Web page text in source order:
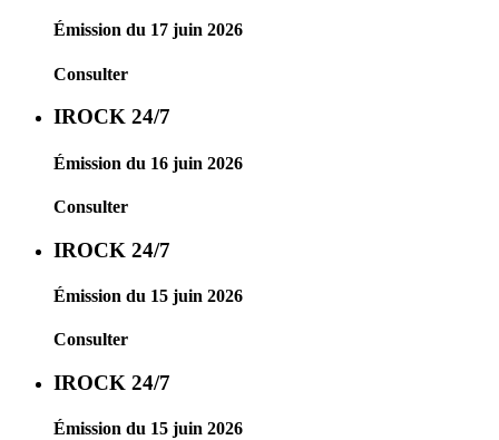
Émission du 17 juin 2026
Consulter
IROCK 24/7
Émission du 16 juin 2026
Consulter
IROCK 24/7
Émission du 15 juin 2026
Consulter
IROCK 24/7
Émission du 15 juin 2026